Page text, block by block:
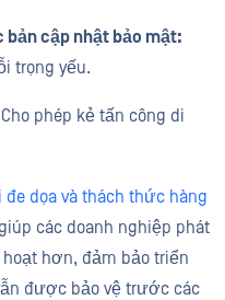
bản cập nhật bảo mật:
trọng yếu.
Cho phép kẻ tấn công di
đe dọa và thách thức hàng
các doanh nghiệp phát
hơn, đảm bảo triển
được bảo vệ trước các